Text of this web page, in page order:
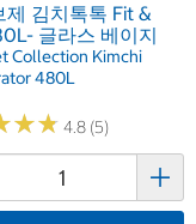
제 김치톡톡 Fit &
글라스 베이지
Collection Kimchi
480L
★★
★★ 4.8 (5)